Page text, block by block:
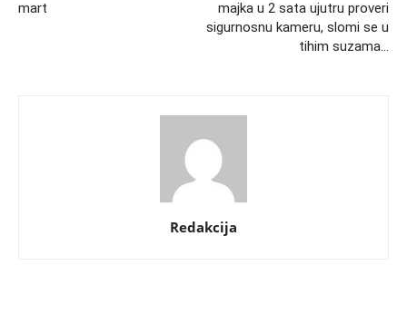
mart
majka u 2 sata ujutru proveri
sigurnosnu kameru, slomi se u
tihim suzama…
Redakcija